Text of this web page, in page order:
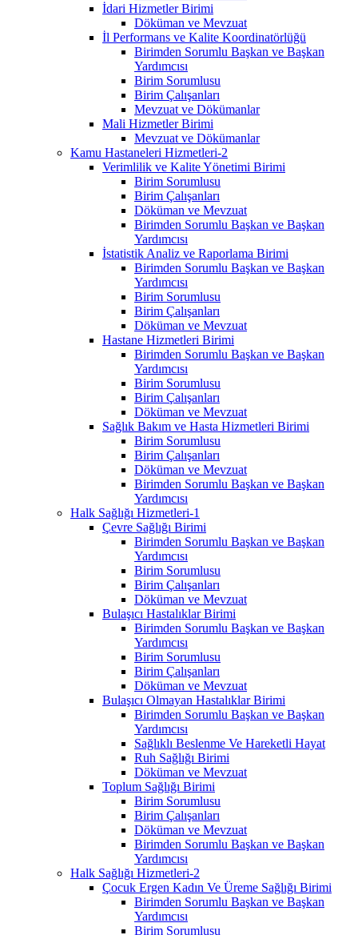
İdari Hizmetler Birimi
Döküman ve Mevzuat
İl Performans ve Kalite Koordinatörlüğü
Birimden Sorumlu Başkan ve Başkan
Yardımcısı
Birim Sorumlusu
Birim Çalışanları
Mevzuat ve Dökümanlar
Mali Hizmetler Birimi
Mevzuat ve Dökümanlar
Kamu Hastaneleri Hizmetleri-2
Verimlilik ve Kalite Yönetimi Birimi
Birim Sorumlusu
Birim Çalışanları
Döküman ve Mevzuat
Birimden Sorumlu Başkan ve Başkan
Yardımcısı
İstatistik Analiz ve Raporlama Birimi
Birimden Sorumlu Başkan ve Başkan
Yardımcısı
Birim Sorumlusu
Birim Çalışanları
Döküman ve Mevzuat
Hastane Hizmetleri Birimi
Birimden Sorumlu Başkan ve Başkan
Yardımcısı
Birim Sorumlusu
Birim Çalışanları
Döküman ve Mevzuat
Sağlık Bakım ve Hasta Hizmetleri Birimi
Birim Sorumlusu
Birim Çalışanları
Döküman ve Mevzuat
Birimden Sorumlu Başkan ve Başkan
Yardımcısı
Halk Sağlığı Hizmetleri-1
Çevre Sağlığı Birimi
Birimden Sorumlu Başkan ve Başkan
Yardımcısı
Birim Sorumlusu
Birim Çalışanları
Döküman ve Mevzuat
Bulaşıcı Hastalıklar Birimi
Birimden Sorumlu Başkan ve Başkan
Yardımcısı
Birim Sorumlusu
Birim Çalışanları
Döküman ve Mevzuat
Bulaşıcı Olmayan Hastalıklar Birimi
Birimden Sorumlu Başkan ve Başkan
Yardımcısı
Sağlıklı Beslenme Ve Hareketli Hayat
Ruh Sağlığı Birimi
Döküman ve Mevzuat
Toplum Sağlığı Birimi
Birim Sorumlusu
Birim Çalışanları
Döküman ve Mevzuat
Birimden Sorumlu Başkan ve Başkan
Yardımcısı
Halk Sağlığı Hizmetleri-2
Çocuk Ergen Kadın Ve Üreme Sağlığı Birimi
Birimden Sorumlu Başkan ve Başkan
Yardımcısı
Birim Sorumlusu